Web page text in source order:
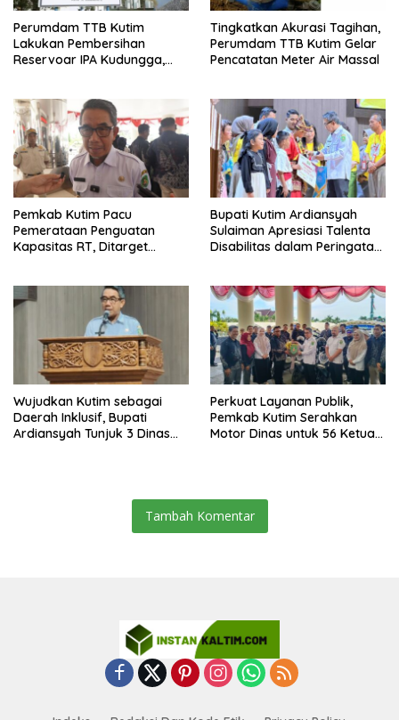
Perumdam TTB Kutim
Lakukan Pembersihan
Reservoar IPA Kudungga,
Tingkatkan Akurasi Tagihan,
Perumdam TTB Kutim Gelar
Pencatatan Meter Air Massal
Pemkab Kutim Pacu
Pemerataan Penguatan
Kapasitas RT, Ditarget
Bupati Kutim Ardiansyah
Sulaiman Apresiasi Talenta
Disabilitas dalam Peringatan
Wujudkan Kutim sebagai
Daerah Inklusif, Bupati
Ardiansyah Tunjuk 3 Dinas
Perkuat Layanan Publik,
Pemkab Kutim Serahkan
Motor Dinas untuk 56 Ketua
Tambah Komentar